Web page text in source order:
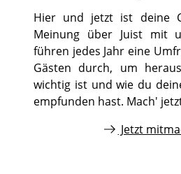
Hier und jetzt ist deine
Meinung über Juist mit
führen jedes Jahr eine
Gästen durch, um
wichtig ist und wie du
empfunden hast. Mach'
Jetzt